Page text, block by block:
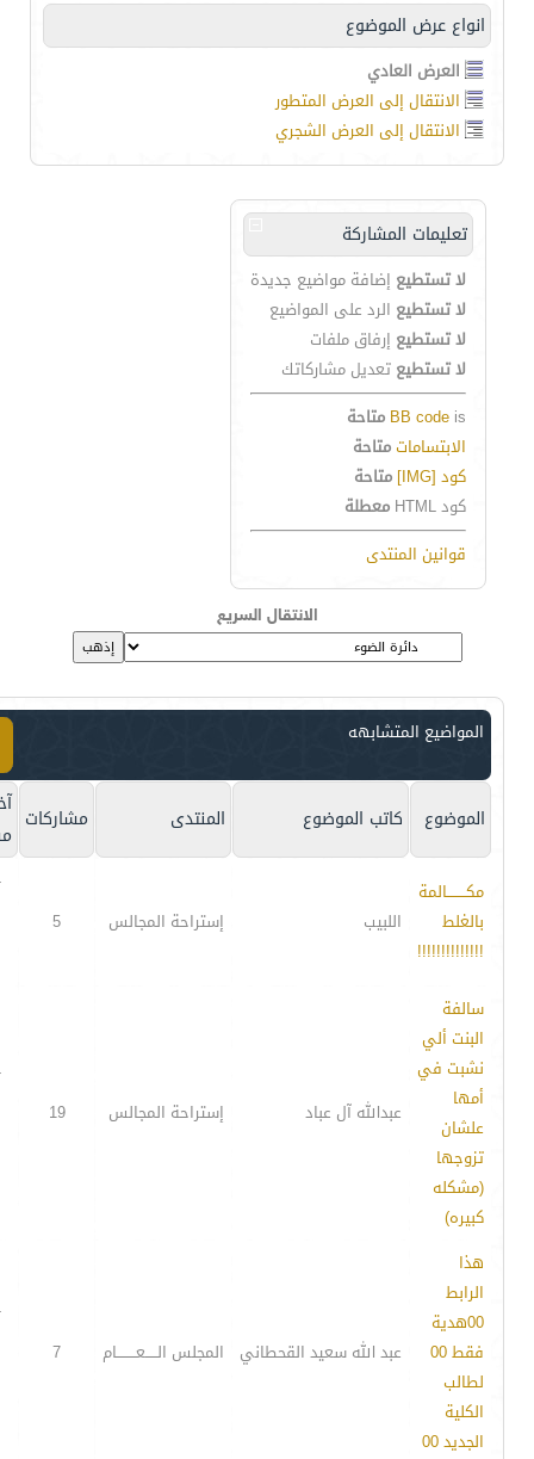
انواع عرض الموضوع
العرض العادي
الانتقال إلى العرض المتطور
الانتقال إلى العرض الشجري
تعليمات المشاركة
لا تستطيع إضافة مواضيع جديدة
لا تستطيع الرد على المواضيع
لا تستطيع إرفاق ملفات
لا تستطيع تعديل مشاركاتك
BB code is
متاحة
الابتساماتمتاحة
كود [IMG]
متاحة
كود HTML
معطلة
قوانين المنتدى
الانتقال السريع
المواضيع المتشابهه
الموضوع كاتب الموضوع المنتدى مشاركات
مكــــــــالمة
بالغلط
!!!!!!!!!!!!!!
اللبيب إستراحة المجالس 5
سالفة
البنت ألي
نشبت في
أمها
علشان
تزوجها
(مشكله
كبيره)
عبدالله آل عباد إستراحة المجالس 19
هذا
الرابط
00هدية
فقط 00
لطالب
الكلية
الجديد 00
عبد الله سعيد القحطاني المجلس الـــــعــــــــام 7